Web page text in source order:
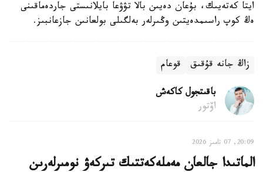
ايتا كەتەيىك، بۇعان دەيىن بالا تۋۋعا بايلانىستى جاردەماقىنى
ەڭ كوپ راسىمدەيتىن وڭىرلەر بەلگىلى بولعانىن جازعانبىز.
زاڭ جانە قۇقىق قوعام
باقىتجول كاكەش
اۆتور
20:09, 07 تامىز 2026
الماتىدا جالعان مەملەكەتتىك تىركەۋ نومىرلەرىن